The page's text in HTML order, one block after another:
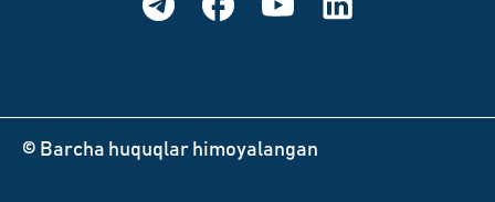
© Barcha huquqlar himoyalangan